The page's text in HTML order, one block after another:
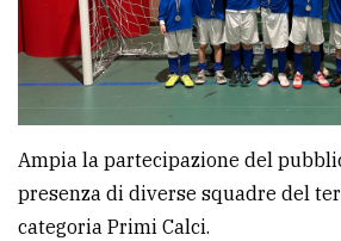
policy
Ampia la partecipazione del
presenza di diverse squadre del
categoria Primi Calci.